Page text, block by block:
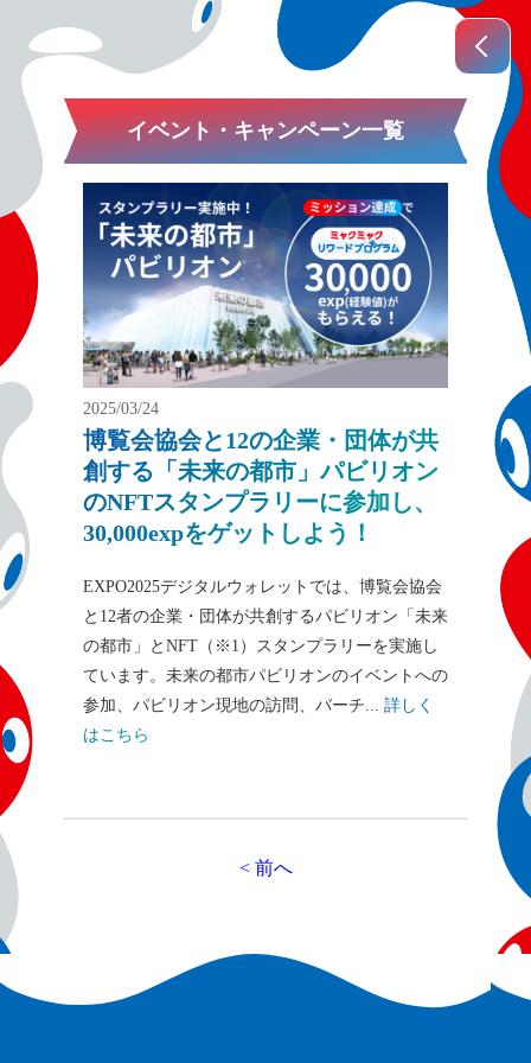
イベント・キャンペーン一覧
2025/03/24
博覧会協会と12の企業・団体が共
創する「未来の都市」パビリオン
のNFTスタンプラリーに参加し、
30,000expをゲットしよう！
EXPO2025デジタルウォレットでは、博覧会協会
と12者の企業・団体が共創するパビリオン「未来
の都市」とNFT（※1）スタンプラリーを実施し
ています。未来の都市パビリオンのイベントへの
参加、パビリオン現地の訪問、バーチ... 詳しく
はこちら
投
< 前へ